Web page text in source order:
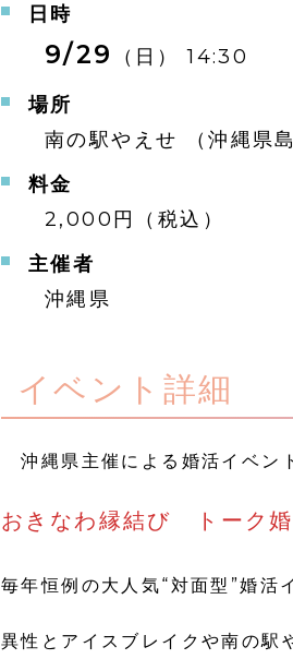
日時
9/29 （日）
14:30
場所
南の駅やえせ （沖縄県
料金
2,000円（税込）
主催者
沖縄県
イベント詳細
沖縄県主催による婚活イベン
おきなわ縁結び トーク
毎年恒例の大人気“対面型”婚活
異性とアイスブレイクや南の駅